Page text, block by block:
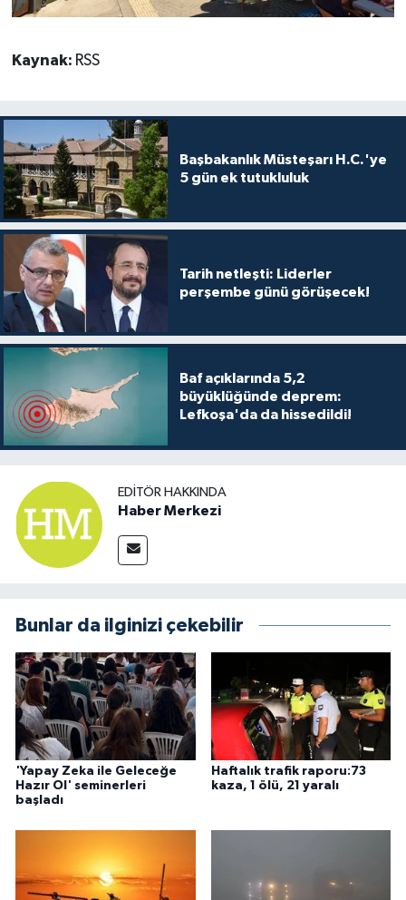
Kaynak: RSS
Başbakanlık Müsteşarı H.C.'ye
5 gün ek tutukluluk
Tarih netleşti: Liderler
perşembe günü görüşecek!
Baf açıklarında 5,2
büyüklüğünde deprem:
Lefkoşa'da da hissedildi!
EDITÖR HAKKINDA
Haber Merkezi
Bunlar da ilginizi çekebilir
'Yapay Zeka ile Geleceğe
Hazır Ol' seminerleri
başladı
Haftalık trafik raporu:73
kaza, 1 ölü, 21 yaralı